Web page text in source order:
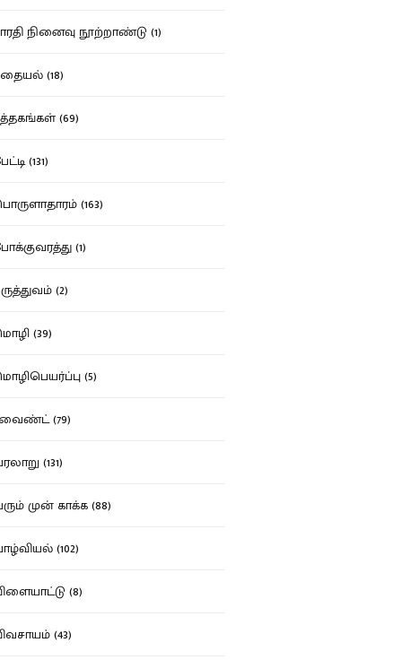
நினைவு நூற்றாண்டு (1)
(18)
(69)
(131)
(163)
(1)
(2)
(39)
(5)
(79)
(131)
முன் காக்க (88)
(102)
(8)
(43)